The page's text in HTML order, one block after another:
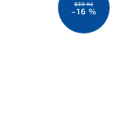
839 Kč
–16 %